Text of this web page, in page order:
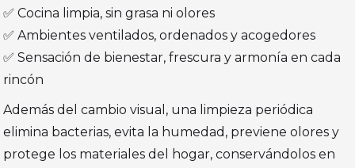
✅ Cocina limpia, sin grasa ni olores
✅ Ambientes ventilados, ordenados y acogedores
✅ Sensación de bienestar, frescura y armonía en cada
rincón
Además del cambio visual, una limpieza periódica
elimina bacterias, evita la humedad, previene olores y
protege los materiales del hogar, conservándolos en